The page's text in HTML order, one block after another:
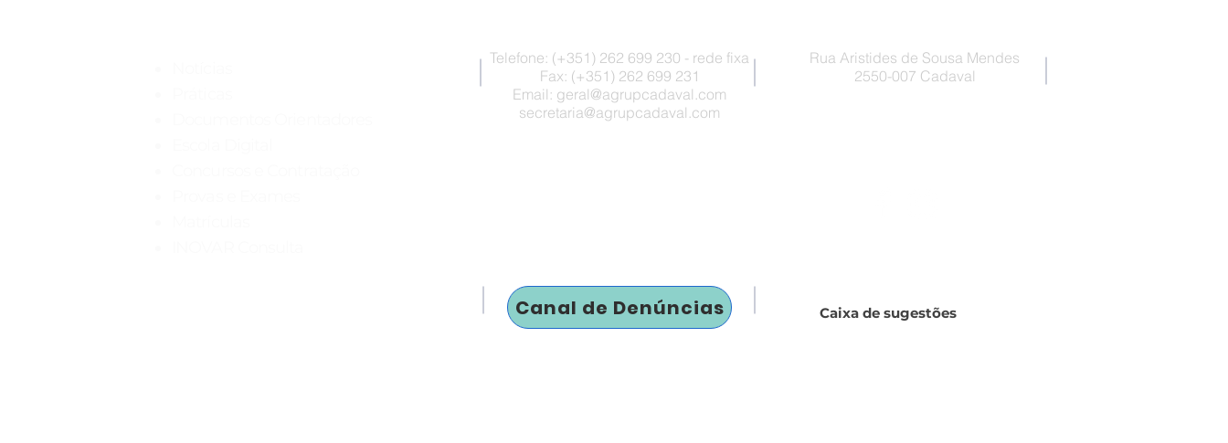
Telefone: (+351) 262 699 230 - rede fixa
Fax: (+351) 262 699 231
Email: geral@agrupcadaval.com
secretaria@agrupcadaval.com
Rua Aristides de Sousa Mendes
2550-007 Cadaval
Canal de Denúncias Caixa de sugestões